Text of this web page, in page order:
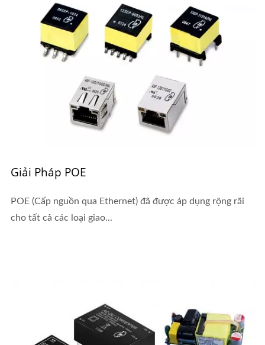
Giải Pháp POE
POE (Cấp nguồn qua Ethernet) đã được áp dụng rộng rãi
cho tất cả các loại giao...